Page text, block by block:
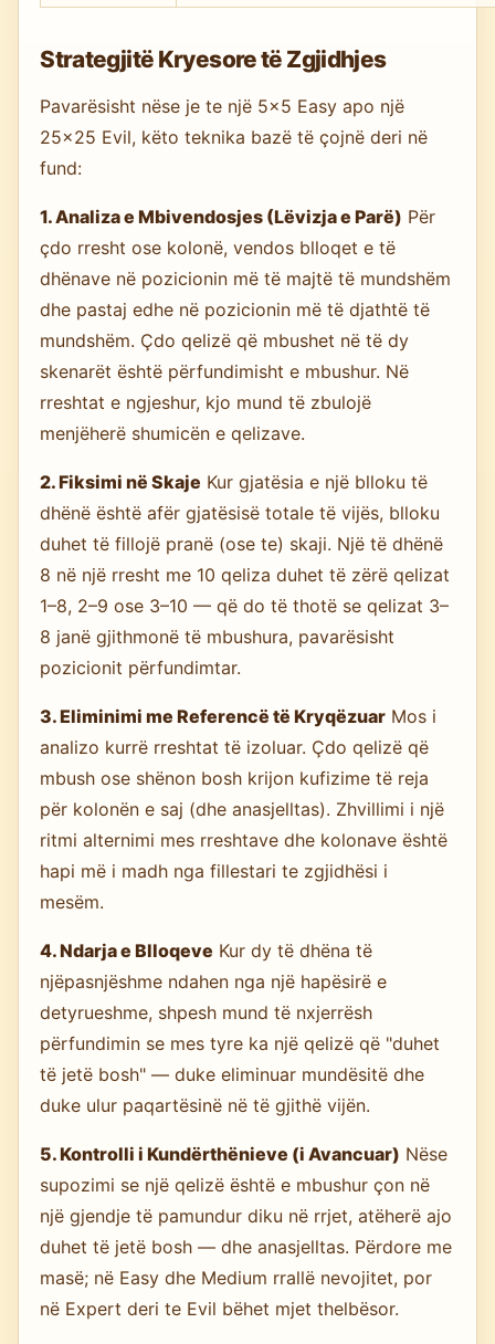
Strategjitë Kryesore të Zgjidhjes
Pavarësisht nëse je te një 5×5 Easy apo një
25×25 Evil, këto teknika bazë të çojnë deri në
fund:
1. Analiza e Mbivendosjes (Lëvizja e Parë) Për
çdo rresht ose kolonë, vendos blloqet e të
dhënave në pozicionin më të majtë të mundshëm
dhe pastaj edhe në pozicionin më të djathtë të
mundshëm. Çdo qelizë që mbushet në të dy
skenarët është përfundimisht e mbushur. Në
rreshtat e ngjeshur, kjo mund të zbulojë
menjëherë shumicën e qelizave.
2. Fiksimi në Skaje Kur gjatësia e një blloku të
dhënë është afër gjatësisë totale të vijës, blloku
duhet të fillojë pranë (ose te) skaji. Një të dhënë
8 në një rresht me 10 qeliza duhet të zërë qelizat
1–8, 2–9 ose 3–10 — që do të thotë se qelizat 3–
8 janë gjithmonë të mbushura, pavarësisht
pozicionit përfundimtar.
3. Eliminimi me Referencë të Kryqëzuar Mos i
analizo kurrë rreshtat të izoluar. Çdo qelizë që
mbush ose shënon bosh krijon kufizime të reja
për kolonën e saj (dhe anasjelltas). Zhvillimi i një
ritmi alternimi mes rreshtave dhe kolonave është
hapi më i madh nga fillestari te zgjidhësi i
mesëm.
4. Ndarja e Blloqeve Kur dy të dhëna të
njëpasnjëshme ndahen nga një hapësirë e
detyrueshme, shpesh mund të nxjerrësh
përfundimin se mes tyre ka një qelizë që "duhet
të jetë bosh" — duke eliminuar mundësitë dhe
duke ulur paqartësinë në të gjithë vijën.
5. Kontrolli i Kundërthënieve (i Avancuar) Nëse
supozimi se një qelizë është e mbushur çon në
një gjendje të pamundur diku në rrjet, atëherë ajo
duhet të jetë bosh — dhe anasjelltas. Përdore me
masë; në Easy dhe Medium rrallë nevojitet, por
në Expert deri te Evil bëhet mjet thelbësor.